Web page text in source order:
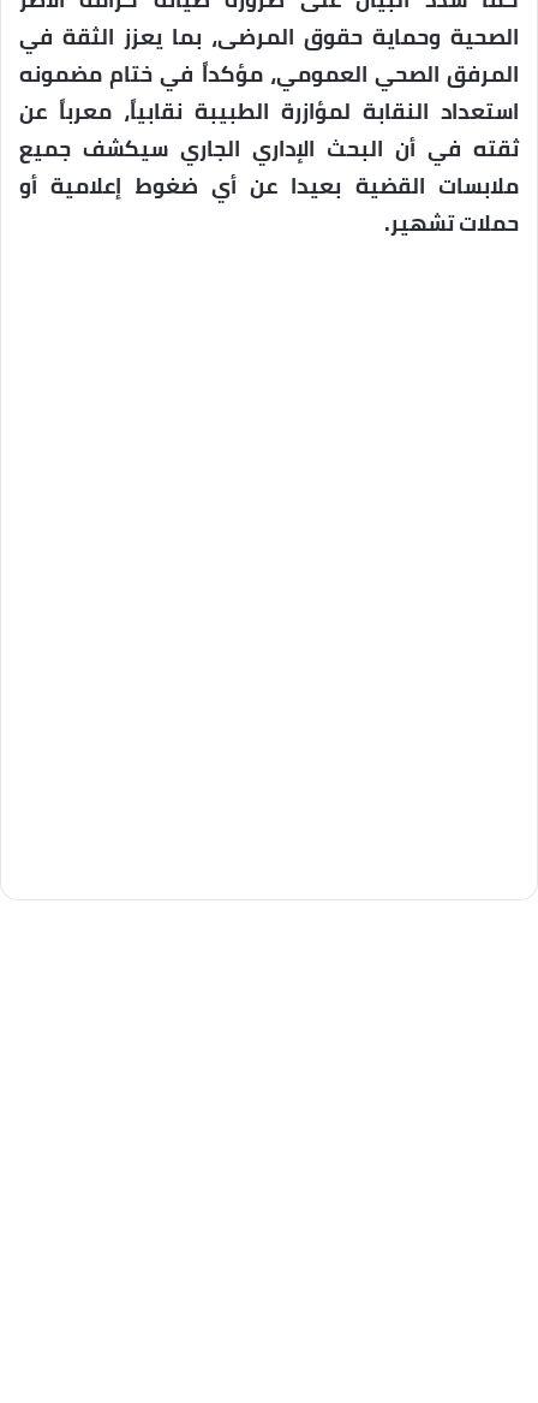
الصحية وحماية حقوق المرضى، بما يعزز الثقة في
المرفق الصحي العمومي، مؤكداً في ختام مضمونه
استعداد النقابة لمؤازرة الطبيبة نقابياً، معرباً عن
ثقته في أن البحث الإداري الجاري سيكشف جميع
ملابسات القضية بعيدا عن أي ضغوط إعلامية أو
حملات تشهير.